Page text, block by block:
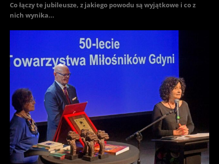
Co łączy te jubileusze, z jakiego powodu są wyjątkowe i co z
nich wynika...